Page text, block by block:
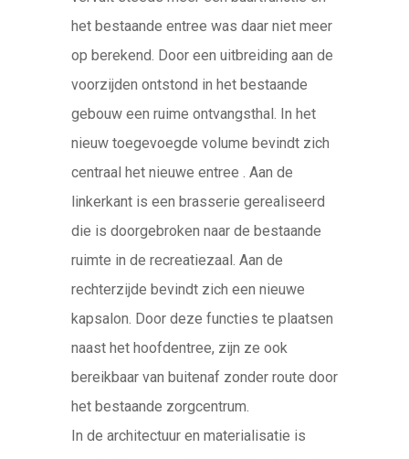
het bestaande entree was daar niet meer
op berekend. Door een uitbreiding aan de
voorzijden ontstond in het bestaande
gebouw een ruime ontvangsthal. In het
nieuw toegevoegde volume bevindt zich
centraal het nieuwe entree . Aan de
linkerkant is een brasserie gerealiseerd
die is doorgebroken naar de bestaande
ruimte in de recreatiezaal. Aan de
rechterzijde bevindt zich een nieuwe
kapsalon. Door deze functies te plaatsen
naast het hoofdentree, zijn ze ook
bereikbaar van buitenaf zonder route door
het bestaande zorgcentrum.
In de architectuur en materialisatie is